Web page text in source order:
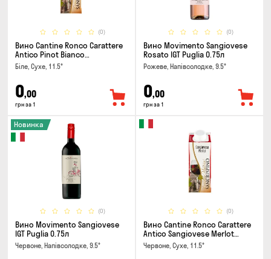
(0)
Вино Cantine Ronco Carattere
Antico Pinot Bianco
Chardonnay Rubicone IGT 0.25л
Біле, Сухе, 11.5°
0,00
грн за 1
(0)
Вино Movimento Sangiovese
Rosato IGT Puglia 0.75л
Рожеве, Напівсолодке, 9.5°
0,00
грн за 1
(0)
Новинка
Вино Movimento Sangiovese
IGT Puglia 0.75л
Червоне, Напівсолодке, 9.5°
(0)
Вино Cantine Ronco Carattere
Antico Sangiovese Merlot
Rubicone IGT 0.25л
Червоне, Сухе, 11.5°